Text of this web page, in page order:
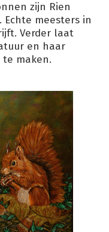
zijn Rien
meesters in
Verder laat
en haar
maken.